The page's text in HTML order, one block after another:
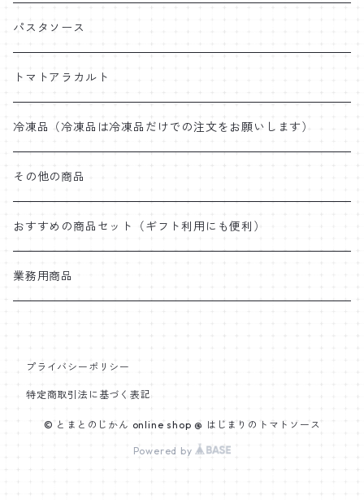
パスタソース
トマトアラカルト
冷凍品（冷凍品は冷凍品だけでの注文をお願いします）
その他の商品
おすすめの商品セット（ギフト利用にも便利）
業務用商品
プライバシーポリシー
特定商取引法に基づく表記
© とまとのじかん online shop @ はじまりのトマトソース
Powered by